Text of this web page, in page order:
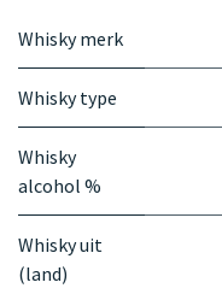
Whisky merk
Whisky type
Whisky
alcohol %
Whisky uit
(land)